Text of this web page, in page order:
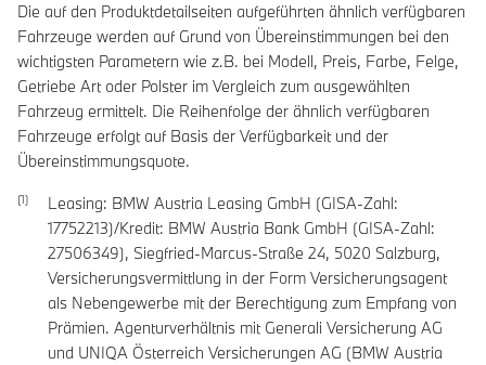
Die auf den Produktdetailseiten aufgeführten ähnlich verfügbaren
Fahrzeuge werden auf Grund von Übereinstimmungen bei den
wichtigsten Parametern wie z.B. bei Modell, Preis, Farbe, Felge,
Getriebe Art oder Polster im Vergleich zum ausgewählten
Fahrzeug ermittelt. Die Reihenfolge der ähnlich verfügbaren
Fahrzeuge erfolgt auf Basis der Verfügbarkeit und der
Übereinstimmungsquote.
Leasing: BMW Austria Leasing GmbH (GISA-Zahl:
17752213)/Kredit: BMW Austria Bank GmbH (GISA-Zahl:
27506349), Siegfried-Marcus-Straße 24, 5020 Salzburg,
Versicherungsvermittlung in der Form Versicherungsagent
als Nebengewerbe mit der Berechtigung zum Empfang von
Prämien. Agenturverhältnis mit Generali Versicherung AG
und UNIQA Österreich Versicherungen AG (BMW Austria